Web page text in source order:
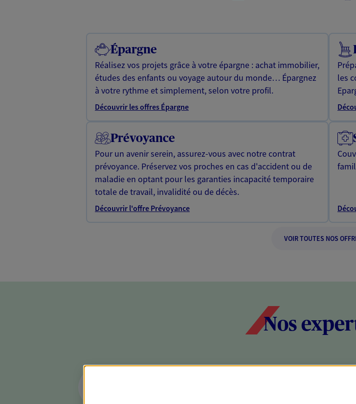
Épargne
Réalisez vos projets grâce à votre épargne : achat immobilier,
études des enfants ou voyage autour du monde… Épargnez
à votre rythme et simplement, selon votre profil.
Découvrir les offres Épargne
les
Prévoyance
Pour un avenir serein, assurez-vous avec notre contrat
prévoyance. Préservez vos proches en cas d'accident ou de
maladie en optant pour les garanties incapacité temporaire
totale de travail, invalidité ou de décès.
Découvrir l'offre Prévoyance
VOIR TOUTES NOS
Nos